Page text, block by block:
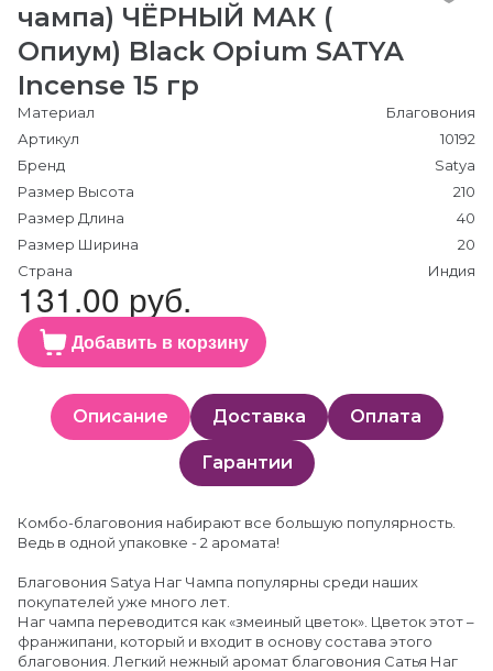
чампа) ЧЁРНЫЙ МАК (
Опиум) Black Opium SATYA
Incense 15 гр
Материал
Благовония
Артикул
10192
Бренд
Satya
Размер Высота
210
Размер Длина
40
Размер Ширина
20
Страна
Индия
131.00 руб.
Добавить в корзину
Описание Доставка Оплата
Гарантии
Комбо-благовония набирают все большую популярность.
Ведь в одной упаковке - 2 аромата!
Благовония Satya Наг Чампа популярны среди наших
покупателей уже много лет.
Наг чампа переводится как «змеиный цветок». Цветок этот –
франжипани, который и входит в основу состава этого
благовония. Легкий нежный аромат благовония Сатья Наг